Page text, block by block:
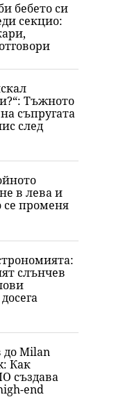
бебето си
секцио:
Тъжното
съпругата
след
в лева и
се променя
слънчев
до Milan
Как
създава
end